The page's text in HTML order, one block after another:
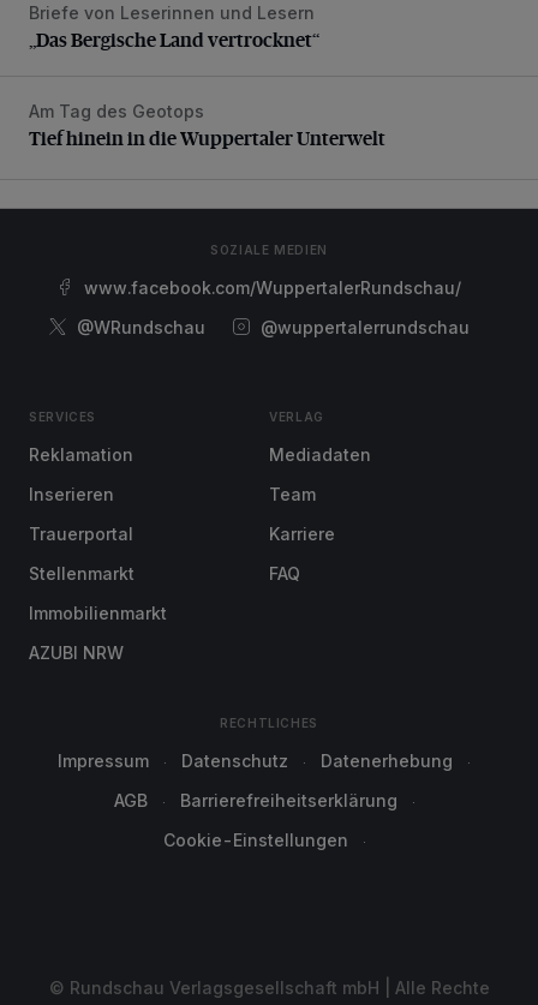
„Das Bergische Land vertrocknet“
Briefe von Leserinnen und Lesern
„Das Bergische Land vertrocknet“
Tief hinein in die Wuppertaler Unterwelt
Am Tag des Geotops
Tief hinein in die Wuppertaler Unterwelt
SOZIALE MEDIEN
www.facebook.com/WuppertalerRundschau/
@WRundschau
@wuppertalerrundschau
SERVICES
Reklamation
Inserieren
Trauerportal
Stellenmarkt
Immobilienmarkt
AZUBI NRW
VERLAG
Mediadaten
Team
Karriere
FAQ
RECHTLICHES
Impressum Datenschutz
Datenerhebung
AGB
Barrierefreiheitserklärung
Cookie-Einstellungen
© Rundschau Verlagsgesellschaft mbH | Alle Rechte